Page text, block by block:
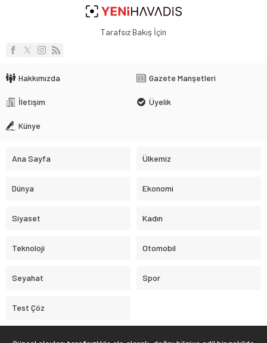
Tarafsız Bakış İçin
Hakkımızda Gazete Manşetleri
İletişim Üyelik
Künye
Ana Sayfa Ülkemiz
Dünya Ekonomi
Siyaset Kadın
Teknoloji Otomobil
Seyahat Spor
Test Çöz